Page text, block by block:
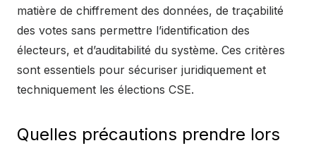
matière de chiffrement des données, de traçabilité
des votes sans permettre l’identification des
électeurs, et d’auditabilité du système. Ces critères
sont essentiels pour sécuriser juridiquement et
techniquement les élections CSE.
Quelles précautions prendre lors